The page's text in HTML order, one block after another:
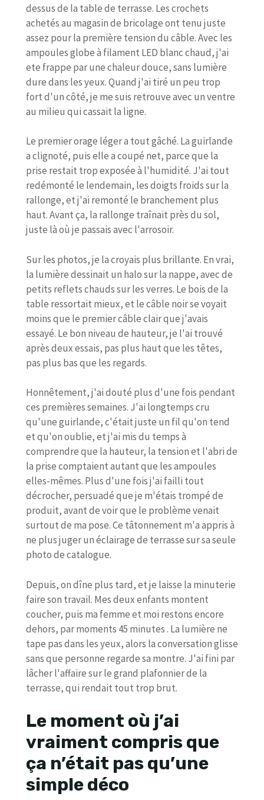
dessus de la table de terrasse. Les crochets
achetés au magasin de bricolage ont tenu juste
assez pour la première tension du câble. Avec les
ampoules globe à filament LED blanc chaud, j'ai
ete frappe par une chaleur douce, sans lumière
dure dans les yeux. Quand j'ai tiré un peu trop
fort d'un côté, je me suis retrouve avec un ventre
au milieu qui cassait la ligne.
Le premier orage léger a tout gâché. La guirlande
a clignoté, puis elle a coupé net, parce que la
prise restait trop exposée à l'humidité. J'ai tout
redémonté le lendemain, les doigts froids sur la
rallonge, et j'ai remonté le branchement plus
haut. Avant ça, la rallonge traînait près du sol,
juste là où je passais avec l'arrosoir.
Sur les photos, je la croyais plus brillante. En vrai,
la lumière dessinait un halo sur la nappe, avec de
petits reflets chauds sur les verres. Le bois de la
table ressortait mieux, et le câble noir se voyait
moins que le premier câble clair que j'avais
essayé. Le bon niveau de hauteur, je l'ai trouvé
après deux essais, pas plus haut que les têtes,
pas plus bas que les regards.
Honnêtement, j'ai douté plus d'une fois pendant
ces premières semaines. J'ai longtemps cru
qu'une guirlande, c'était juste un fil qu'on tend
et qu'on oublie, et j'ai mis du temps à
comprendre que la hauteur, la tension et l'abri de
la prise comptaient autant que les ampoules
elles-mêmes. Plus d'une fois j'ai failli tout
décrocher, persuadé que je m'étais trompé de
produit, avant de voir que le problème venait
surtout de ma pose. Ce tâtonnement m'a appris à
ne plus juger un éclairage de terrasse sur sa seule
photo de catalogue.
Depuis, on dîne plus tard, et je laisse la minuterie
faire son travail. Mes deux enfants montent
coucher, puis ma femme et moi restons encore
dehors, par moments 45 minutes . La lumière ne
tape pas dans les yeux, alors la conversation glisse
sans que personne regarde sa montre. J'ai fini par
lâcher l'affaire sur le grand plafonnier de la
terrasse, qui rendait tout trop brut.
Le moment où j’ai
vraiment compris que
ça n’était pas qu’une
simple déco